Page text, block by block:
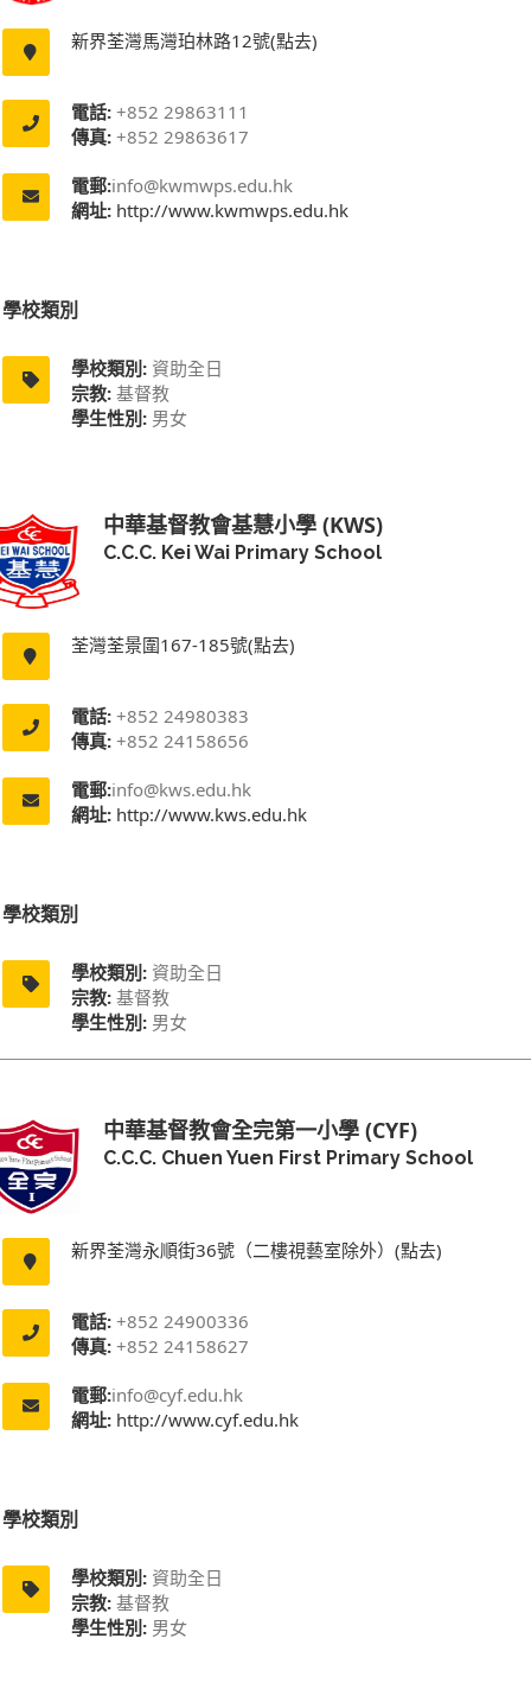
新界荃灣馬灣珀林路12號(點去)
電話: +852 29863111
傳真: +852 29863617
電郵:info@kwmwps.edu.hk
網址: http://www.kwmwps.edu.hk
學校類別
學校類別: 資助全日
宗教: 基督教
學生性別: 男女
中華基督教會基慧小學 (KWS)
C.C.C. Kei Wai Primary School
荃灣荃景圍167-185號(點去)
電話: +852 24980383
傳真: +852 24158656
電郵:info@kws.edu.hk
網址: http://www.kws.edu.hk
學校類別
學校類別: 資助全日
宗教: 基督教
學生性別: 男女
中華基督教會全完第一小學 (CYF)
C.C.C. Chuen Yuen First Primary School
新界荃灣永順街36號（二樓視藝室除外）(點去)
電話: +852 24900336
傳真: +852 24158627
電郵:info@cyf.edu.hk
網址: http://www.cyf.edu.hk
學校類別
學校類別: 資助全日
宗教: 基督教
學生性別: 男女